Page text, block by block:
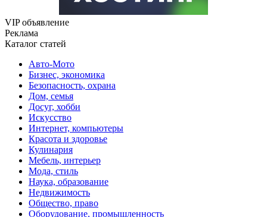
VIP объявление
Реклама
Каталог статей
Авто-Мото
Бизнес, экономика
Безопасность, охрана
Дом, семья
Досуг, хобби
Искусство
Интернет, компьютеры
Красота и здоровье
Кулинария
Мебель, интерьер
Мода, стиль
Наука, образование
Недвижимость
Общество, право
Оборудование, промышленность